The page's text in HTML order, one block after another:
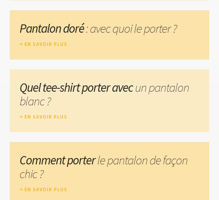
Pantalon doré: avec quoi le porter ?
EN SAVOIR PLUS
Quel tee-shirt porter avecun pantalon
blanc ?
EN SAVOIR PLUS
Comment porterle pantalon de façon
chic ?
EN SAVOIR PLUS